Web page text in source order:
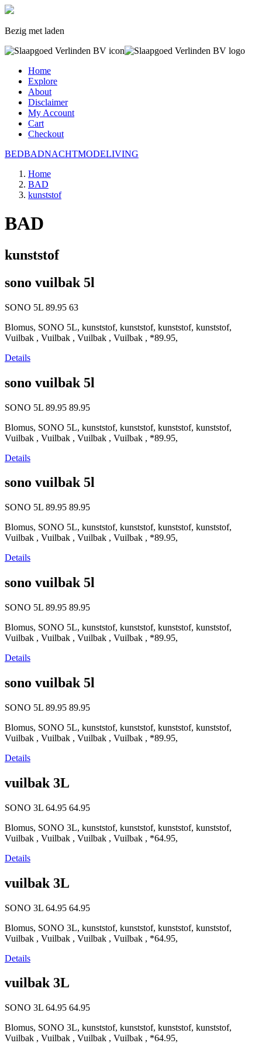
Bezig met laden
Home
Explore
About
Disclaimer
My Account
Cart
Checkout
BEDBADNACHTMODELIVING
Home
BAD
kunststof
BAD
kunststof
sono vuilbak 5l
SONO 5L 89.95 63
Blomus, SONO 5L, kunststof, kunststof, kunststof, kunststof,
Vuilbak , Vuilbak , Vuilbak , Vuilbak , *89.95,
Details
sono vuilbak 5l
SONO 5L 89.95 89.95
Blomus, SONO 5L, kunststof, kunststof, kunststof, kunststof,
Vuilbak , Vuilbak , Vuilbak , Vuilbak , *89.95,
Details
sono vuilbak 5l
SONO 5L 89.95 89.95
Blomus, SONO 5L, kunststof, kunststof, kunststof, kunststof,
Vuilbak , Vuilbak , Vuilbak , Vuilbak , *89.95,
Details
sono vuilbak 5l
SONO 5L 89.95 89.95
Blomus, SONO 5L, kunststof, kunststof, kunststof, kunststof,
Vuilbak , Vuilbak , Vuilbak , Vuilbak , *89.95,
Details
sono vuilbak 5l
SONO 5L 89.95 89.95
Blomus, SONO 5L, kunststof, kunststof, kunststof, kunststof,
Vuilbak , Vuilbak , Vuilbak , Vuilbak , *89.95,
Details
vuilbak 3L
SONO 3L 64.95 64.95
Blomus, SONO 3L, kunststof, kunststof, kunststof, kunststof,
Vuilbak , Vuilbak , Vuilbak , Vuilbak , *64.95,
Details
vuilbak 3L
SONO 3L 64.95 64.95
Blomus, SONO 3L, kunststof, kunststof, kunststof, kunststof,
Vuilbak , Vuilbak , Vuilbak , Vuilbak , *64.95,
Details
vuilbak 3L
SONO 3L 64.95 64.95
Blomus, SONO 3L, kunststof, kunststof, kunststof, kunststof,
Vuilbak , Vuilbak , Vuilbak , Vuilbak , *64.95,